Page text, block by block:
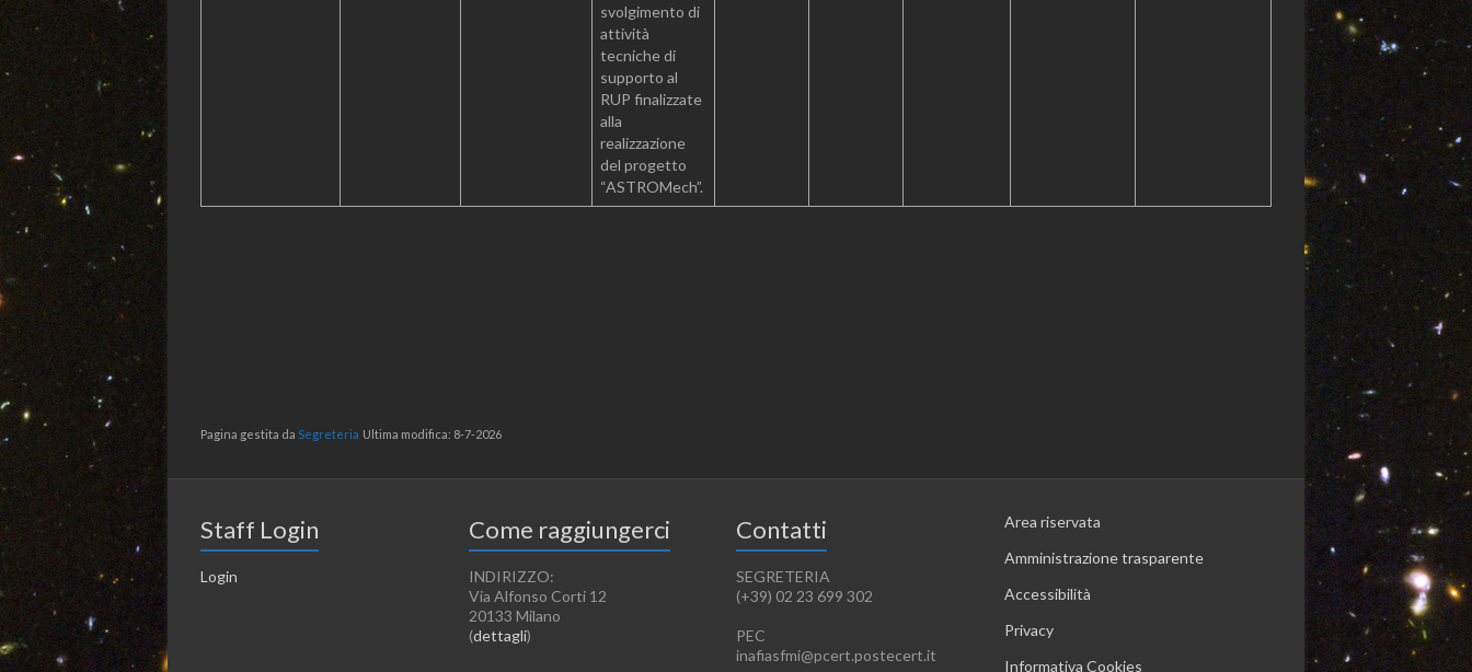
svolgimento di
attività
tecniche di
supporto al
RUP finalizzate
alla
realizzazione
del progetto
“ASTROMech”.
Pagina gestita da Segreteria Ultima modifica: 8-7-2026
Staff Login
Login
Come raggiungerci
INDIRIZZO:
Via Alfonso Corti 12
20133 Milano
(dettagli)
Contatti
SEGRETERIA
(+39) 02 23 699 302
PEC
inafiasfmi@pcert.postecert.it
Area riservata
Amministrazione trasparente
Accessibilità
Privacy
Informativa Cookies